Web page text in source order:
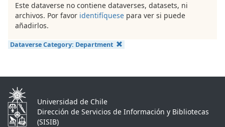
Este dataverse no contiene dataverses, datasets, ni
archivos. Por favor identifíquese para ver si puede
añadirlos.
Dataverse Category: Department
Universidad de Chile
Dirección de Servicios de Información y Bibliotecas
(SISIB)